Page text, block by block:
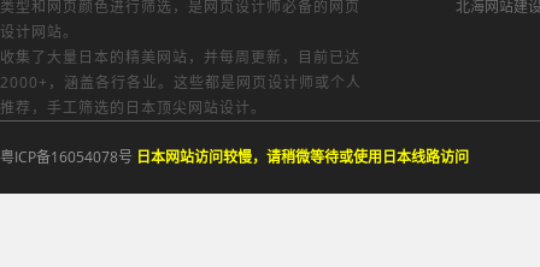
类型和网页颜色进行筛选，是网页设计师必备的 网页
设计网站。
收集了大量日本的精美网站，并每周更新，目前已达
2000+，涵盖各行各业。这些都是网页设计师或个人
推荐，手工筛选的日本顶尖网站设计。
北海网站建
粤ICP备16054078号 日本网站访问较慢，请稍微等待或使用日本线路访问